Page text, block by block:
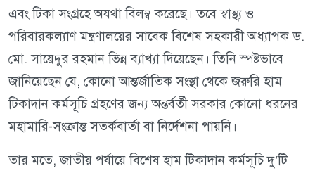
এবং টিকা সংগ্রহে অযথা বিলম্ব করেছে। তবে স্বাস্থ্য ও
পরিবারকল্যাণ মন্ত্রণালয়ের সাবেক বিশেষ সহকারী অধ্যাপক ড.
মো. সায়েদুর রহমান ভিন্ন ব্যাখ্যা দিয়েছেন। তিনি স্পষ্টভাবে
জানিয়েছেন যে, কোনো আন্তর্জাতিক সংস্থা থেকে জরুরি হাম
টিকাদান কর্মসূচি গ্রহণের জন্য অন্তর্বর্তী সরকার কোনো ধরনের
মহামারি-সংক্রান্ত সতর্কবার্তা বা নির্দেশনা পায়নি।
তার মতে, জাতীয় পর্যায়ে বিশেষ হাম টিকাদান কর্মসূচি দু’টি